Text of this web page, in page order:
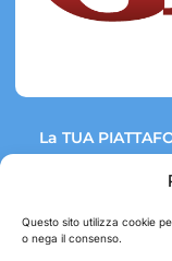
Questo sito utilizza cookie
o nega il consenso.
La TUA
Link rapidi: